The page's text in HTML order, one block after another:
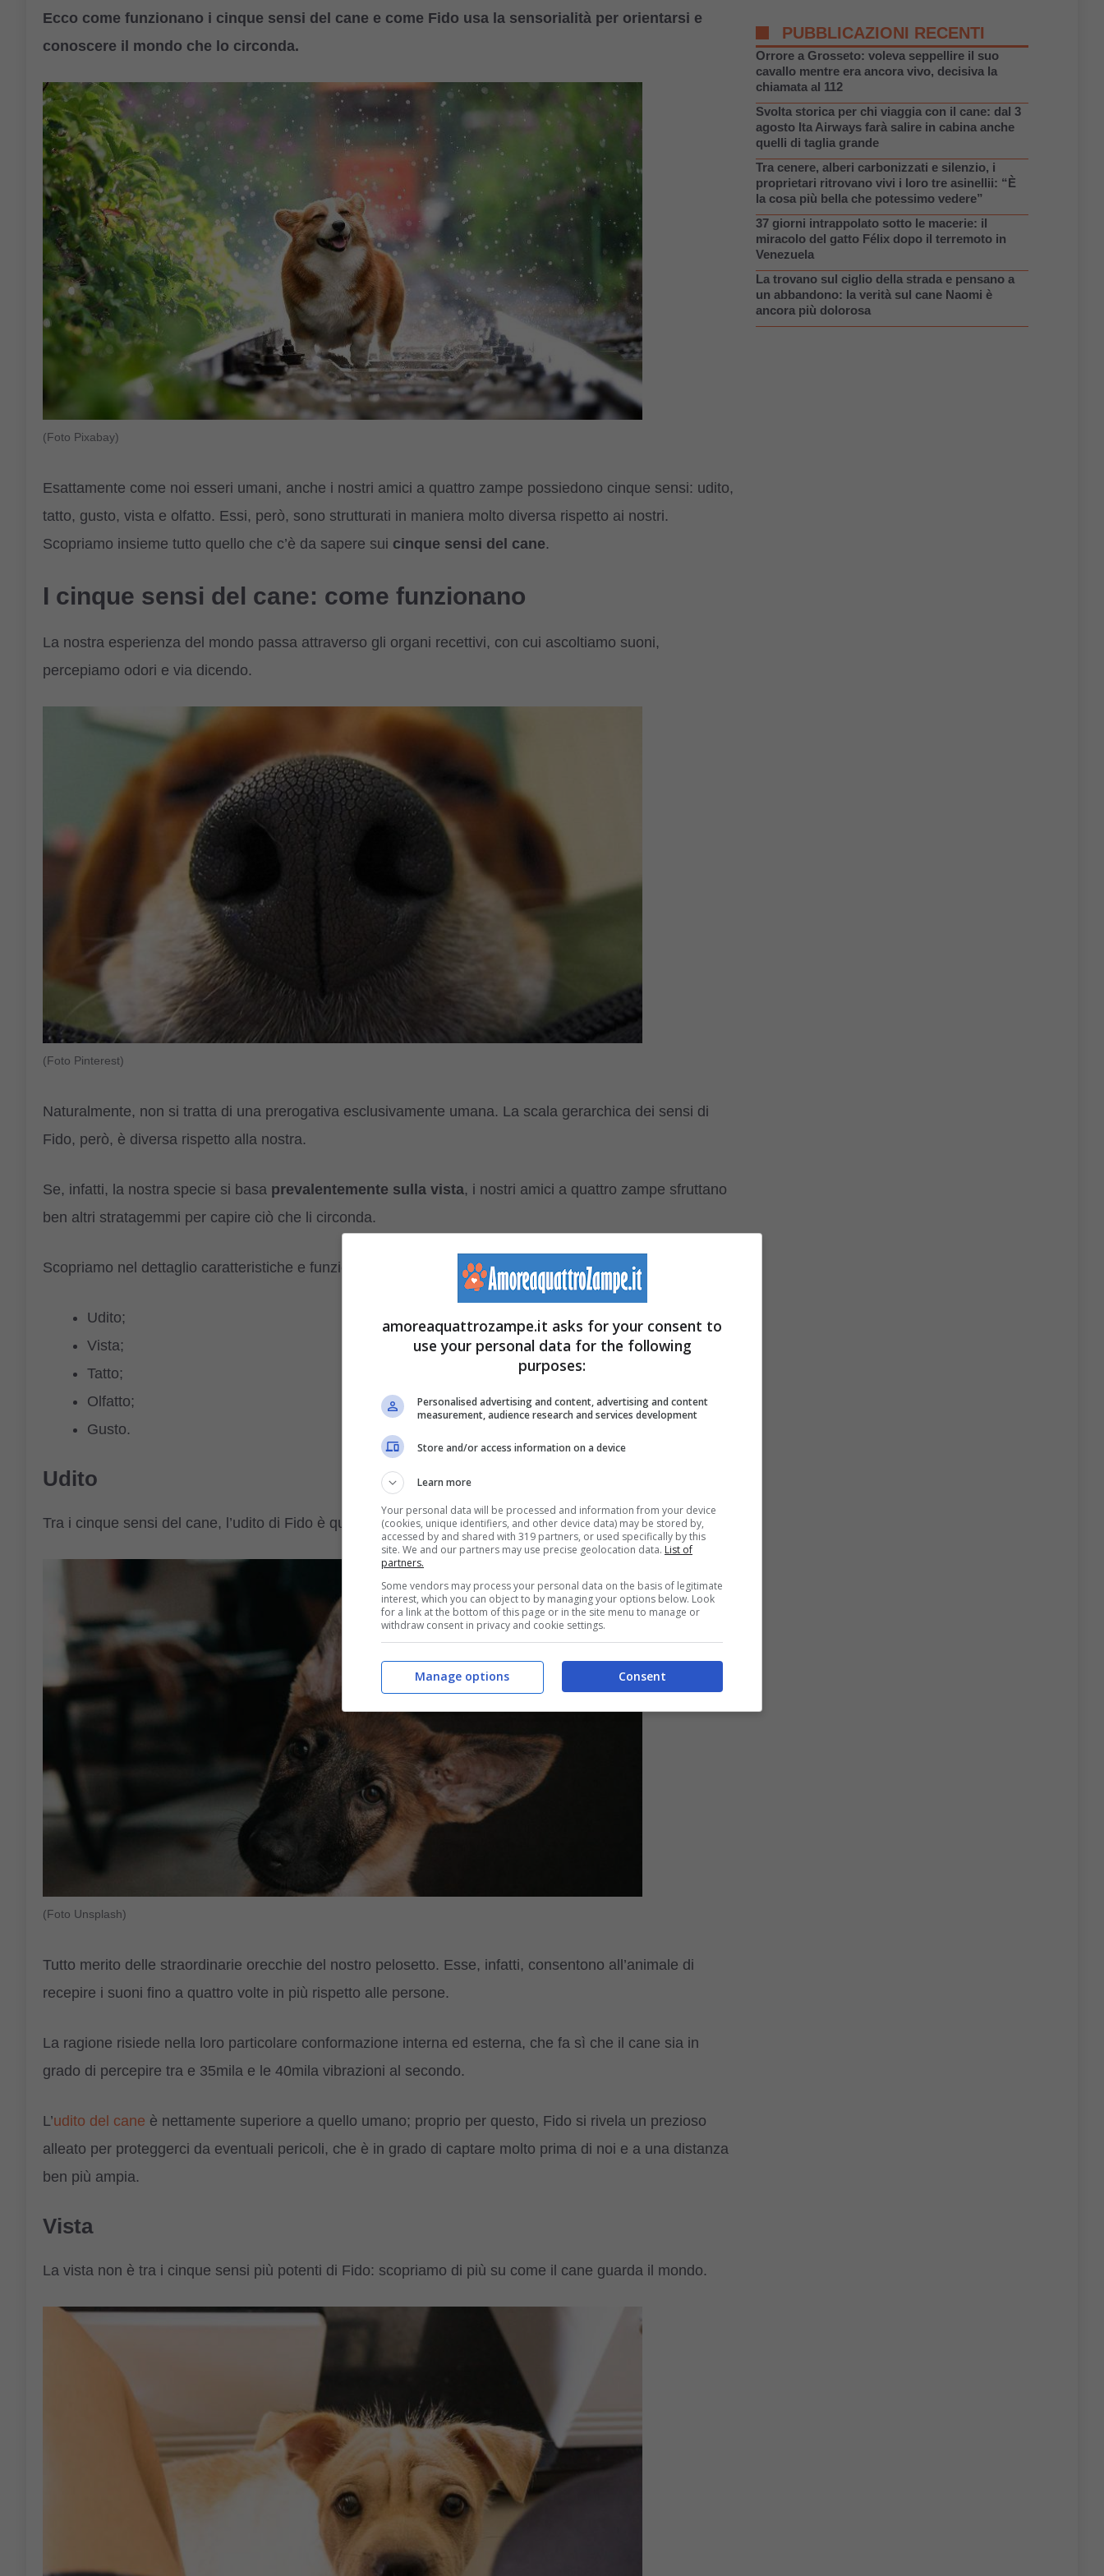
Ecco come funzionano i cinque sensi del cane e come Fido usa la sensorialità per orientarsi e
conoscere il mondo che lo circonda.
(Foto Pixabay)
Esattamente come noi esseri umani, anche i nostri amici a quattro zampe possiedono cinque sensi: udito,
tatto, gusto, vista e olfatto. Essi, però, sono strutturati in maniera molto diversa rispetto ai nostri.
Scopriamo insieme tutto quello che c’è da sapere sui cinque sensi del cane.
I cinque sensi del cane: come funzionano
La nostra esperienza del mondo passa attraverso gli organi recettivi, con cui ascoltiamo suoni,
percepiamo odori e via dicendo.
(Foto Pinterest)
Naturalmente, non si tratta di una prerogativa esclusivamente umana. La scala gerarchica dei sensi di
Fido, però, è diversa rispetto alla nostra.
Se, infatti, la nostra specie si basa prevalentemente sulla vista, i nostri amici a quattro zampe sfruttano
ben altri stratagemmi per capire ciò che li circonda.
Scopriamo nel dettaglio caratteristiche e funzionamento dei cinque sensi del cane:
Udito;
Vista;
Tatto;
Olfatto;
Gusto.
Udito
Tra i cinque sensi del cane, l’udito di Fido è quello più sviluppato, dopo l’olfatto.
(Foto Unsplash)
Tutto merito delle straordinarie orecchie del nostro pelosetto. Esse, infatti, consentono all’animale di
recepire i suoni fino a quattro volte in più rispetto alle persone.
La ragione risiede nella loro particolare conformazione interna ed esterna, che fa sì che il cane sia in
grado di percepire tra e 35mila e le 40mila vibrazioni al secondo.
L’udito del cane è nettamente superiore a quello umano; proprio per questo, Fido si rivela un prezioso
alleato per proteggerci da eventuali pericoli, che è in grado di captare molto prima di noi e a una distanza
ben più ampia.
Vista
La vista non è tra i cinque sensi più potenti di Fido: scopriamo di più su come il cane guarda il mondo.
PUBBLICAZIONI RECENTI
Orrore a Grosseto: voleva seppellire il suo
cavallo mentre era ancora vivo, decisiva la
chiamata al 112
Svolta storica per chi viaggia con il cane: dal 3
agosto Ita Airways farà salire in cabina anche
quelli di taglia grande
Tra cenere, alberi carbonizzati e silenzio, i
proprietari ritrovano vivi i loro tre asinellii: “È
la cosa più bella che potessimo vedere”
37 giorni intrappolato sotto le macerie: il
miracolo del gatto Félix dopo il terremoto in
Venezuela
La trovano sul ciglio della strada e pensano a
un abbandono: la verità sul cane Naomi è
ancora più dolorosa
amoreaquattrozampe.it asks for your consent to
use your personal data for the following
purposes:
Personalised advertising and content, advertising and content
measurement, audience research and services development
Store and/or access information on a device
Learn more
Your personal data will be processed and information from your device
(cookies, unique identifiers, and other device data) may be stored by,
accessed by and shared with 319 partners, or used specifically by this
site. We and our partners may use precise geolocation data. List of
partners.
Some vendors may process your personal data on the basis of legitimate
interest, which you can object to by managing your options below. Look
for a link at the bottom of this page or in the site menu to manage or
withdraw consent in privacy and cookie settings.
Consent
Manage options